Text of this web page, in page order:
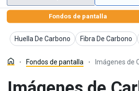
Fondos de pantalla
Huella De Carbono
Fondos de pantalla Fibra De Carbono
Fondos de pantalla
Fondos de pantalla Imágenes de